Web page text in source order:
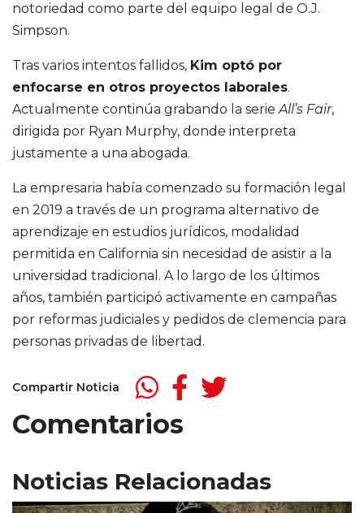
notoriedad como parte del equipo legal de O.J.
Simpson.
Tras varios intentos fallidos, Kim optó por
enfocarse en otros proyectos laborales.
Actualmente continúa grabando la serieAll’s Fair,
dirigida por Ryan Murphy, donde interpreta
justamente a una abogada.
La empresaria había comenzado su formación legal
en 2019 a través de un programa alternativo de
aprendizaje en estudios jurídicos, modalidad
permitida en California sin necesidad de asistir a la
universidad tradicional. A lo largo de los últimos
años, también participó activamente en campañas
por reformas judiciales y pedidos de clemencia para
personas privadas de libertad.
Compartir Noticia
Comentarios
Noticias Relacionadas